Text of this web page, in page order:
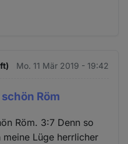
Mo. 11 Mär 2019 - 19:42
Röm
Röm. 3:7 Denn so
Lüge herrlicher